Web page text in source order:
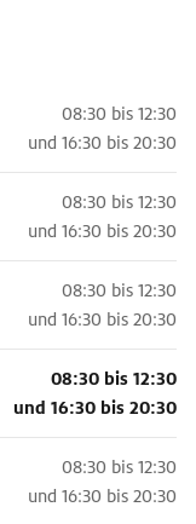
08:30 bis 12:30
und 16:30 bis 20:30
08:30 bis 12:30
und 16:30 bis 20:30
08:30 bis 12:30
und 16:30 bis 20:30
08:30 bis 12:30
und 16:30 bis 20:30
08:30 bis 12:30
und 16:30 bis 20:30